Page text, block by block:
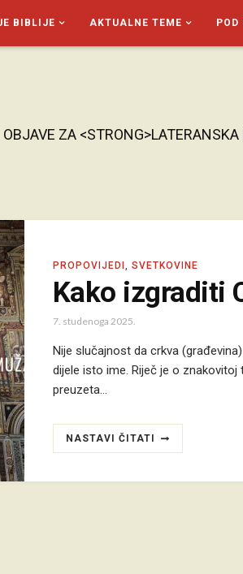
BIBLIJE AKTUALNE TEME POD
OBJAVE ZA
PROPOVIJEDI , SVETKOVINE
Kako izgraditi
7. studenoga 2025.
Nije slučajnost da crkva
dijele isto ime. Riječ je o
preuzeta…
NASTAVI ČITATI